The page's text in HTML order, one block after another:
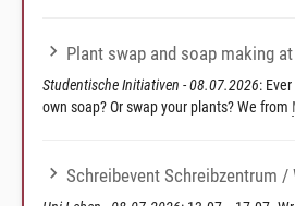
Plant swap and soap making
Studentische Initiativen - 08.07.2026:
own soap? Or swap your plants? We from
Schreibevent Schreibzentrum /